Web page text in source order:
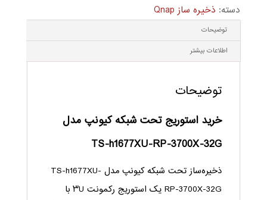
دسته: ذخیره ساز Qnap
توضیحات
اطلاعات بیشتر
توضیحات
خرید استوریج تحت شبکه کیونپ مدل
TS-h1677XU-RP-3700X-32G
ذخیره‌ساز تحت شبکه کیونپ مدل TS-h1677XU-
RP-3700X-32G یک استوریج رکمونت ۳U با